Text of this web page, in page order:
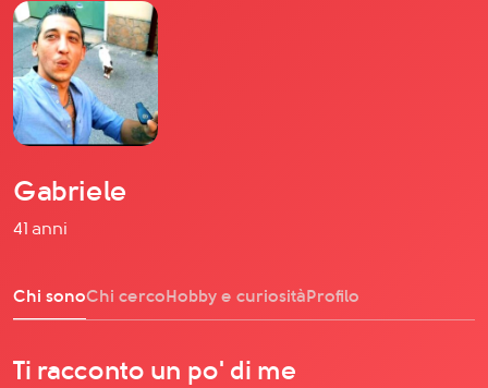
Instagram
TikTok
Gabriele
41 anni
Chi sonoChi cercoHobby e curiositàProfilo
Ti racconto un po' di me